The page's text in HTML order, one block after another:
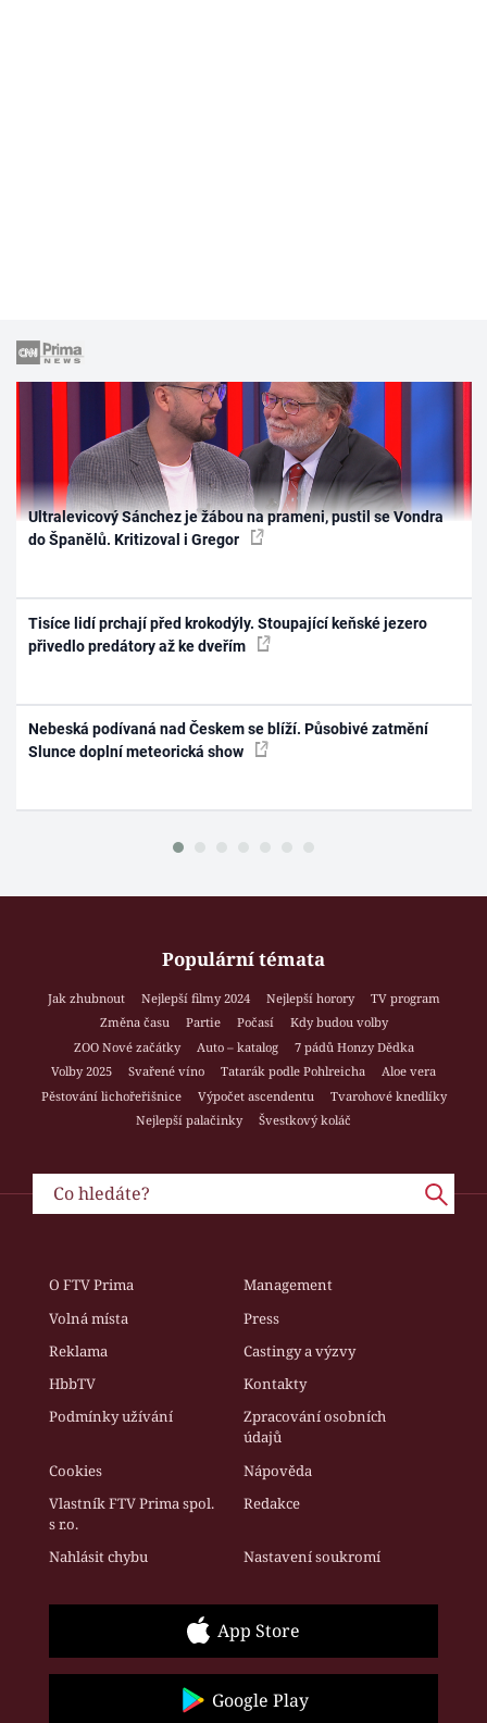
Ultralevicový Sánchez je žábou na prameni, pustil se Vondra
do Španělů. Kritizoval i Gregor
Tisíce lidí prchají před krokodýly. Stoupající keňské jezero
přivedlo predátory až ke dveřím
Nebeská podívaná nad Českem se blíží. Působivé zatmění
Slunce doplní meteorická show
Populární témata
Jak zhubnout Nejlepší filmy 2024 Nejlepší horory
TV program
Změna času
Partie Počasí
Kdy budou volby
ZOO Nové začátky
Auto – katalog
7 pádů Honzy Dědka
Volby 2025
Svařené víno Tatarák podle Pohlreicha
Aloe vera
Pěstování lichořeřišnice
Výpočet ascendentu
Tvarohové knedlíky
Nejlepší palačinky
Švestkový koláč
O FTV Prima
Management
Volná místa
Press
Reklama
Castingy a výzvy
HbbTV
Kontakty
Podmínky užívání
Zpracování osobních
údajů
Cookies
Nápověda
Vlastník FTV Prima spol.
s r.o.
Redakce
Nahlásit chybu Nastavení soukromí
App Store
Google Play